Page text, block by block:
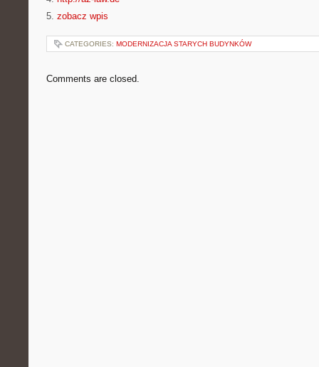
5. zobacz wpis
CATEGORIES: MODERNIZACJA STARYCH BUDYNKÓW
Comments are closed.